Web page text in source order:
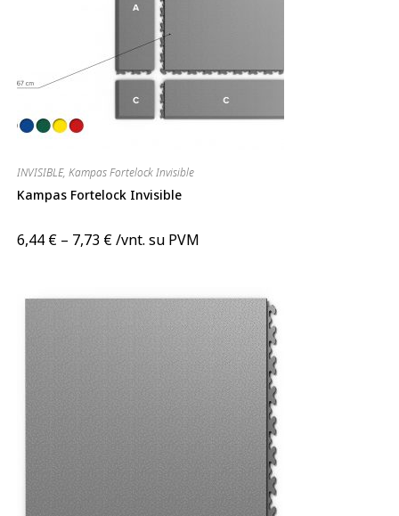
INVISIBLE, Kampas Fortelock Invisible
Kampas Fortelock Invisible
6,44 € – 7,73 €/vnt. su PVM